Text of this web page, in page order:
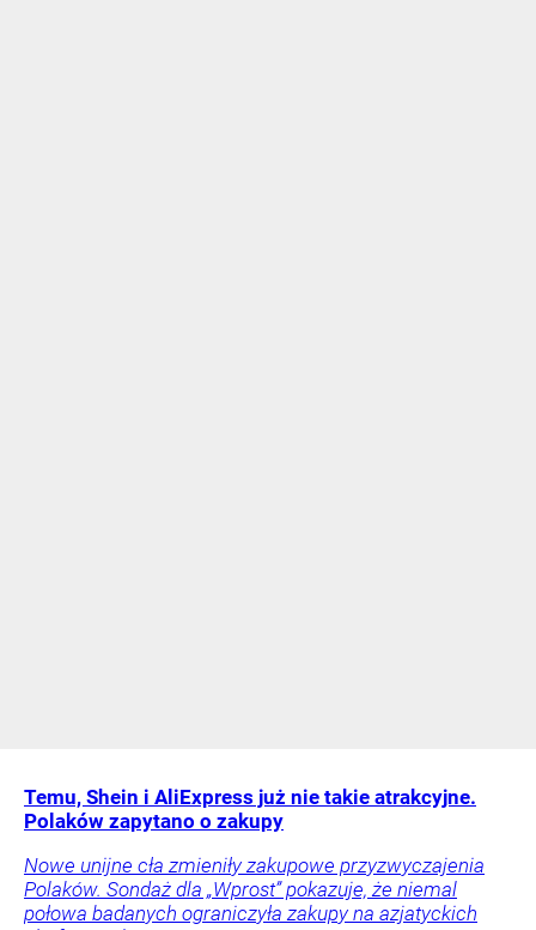
Temu, Shein i AliExpress już nie takie atrakcyjne.
Polaków zapytano o zakupy
Nowe unijne cła zmieniły zakupowe przyzwyczajenia
Polaków. Sondaż dla „Wprost” pokazuje, że niemal
połowa badanych ograniczyła zakupy na azjatyckich